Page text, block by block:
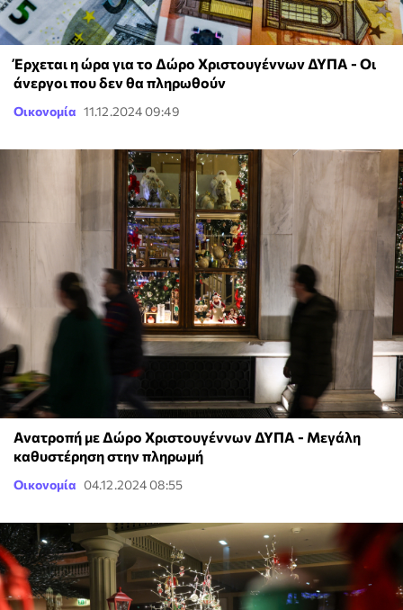
Έρχεται η ώρα για το Δώρο Χριστουγέννων ΔΥΠΑ - Οι
άνεργοι που δεν θα πληρωθούν
Οικονομία 11.12.2024 09:49
Ανατροπή με Δώρο Χριστουγέννων ΔΥΠΑ - Μεγάλη
καθυστέρηση στην πληρωμή
Οικονομία 04.12.2024 08:55